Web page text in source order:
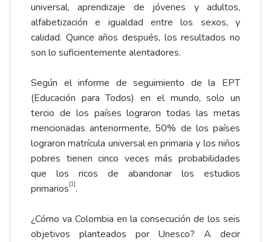
universal, aprendizaje de jóvenes y adultos,
alfabetización e igualdad entre los sexos, y
calidad. Quince años después, los resultados no
son lo suficientemente alentadores.
Según el informe de seguimiento de la EPT
(Educación para Todos) en el mundo, solo un
tercio de los países lograron todas las metas
mencionadas anteriormente, 50% de los países
lograron matrícula universal en primaria y los niños
pobres tienen cinco veces más probabilidades
que los ricos de abandonar los estudios
primarios[1].
¿Cómo va Colombia en la consecución de los seis
objetivos planteados por Unesco? A decir